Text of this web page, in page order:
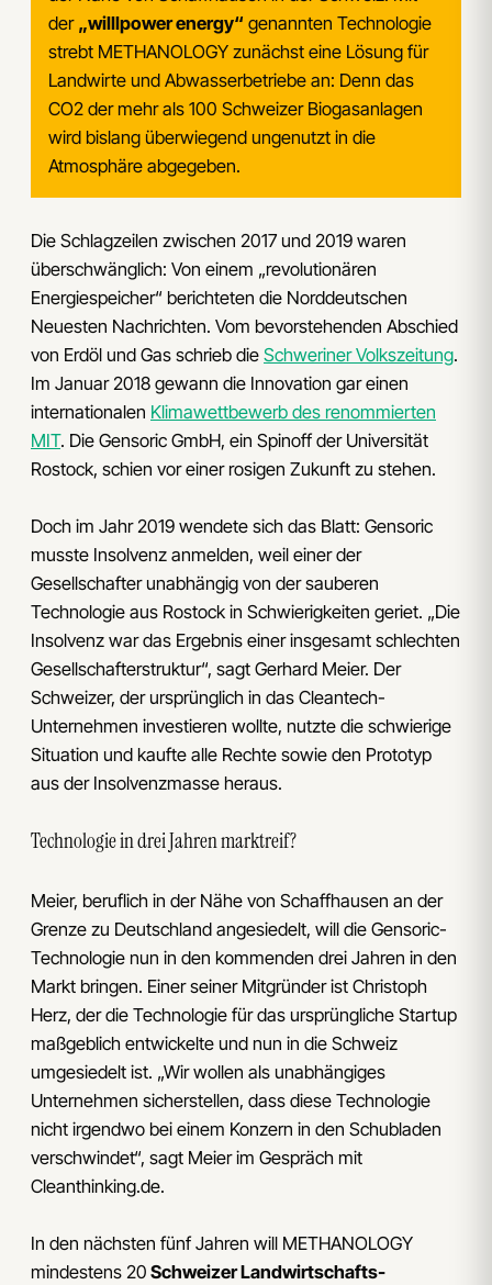
der „willlpower energy“ genannten Technologie
strebt METHANOLOGY zunächst eine Lösung für
Landwirte und Abwasserbetriebe an: Denn das
CO2 der mehr als 100 Schweizer Biogasanlagen
wird bislang überwiegend ungenutzt in die
Atmosphäre abgegeben.
Die Schlagzeilen zwischen 2017 und 2019 waren
überschwänglich: Von einem „revolutionären
Energiespeicher“ berichteten die Norddeutschen
Neuesten Nachrichten. Vom bevorstehenden Abschied
von Erdöl und Gas schrieb die Schweriner Volkszeitung.
Im Januar 2018 gewann die Innovation gar einen
internationalen Klimawettbewerb des renommierten
MIT. Die Gensoric GmbH, ein Spinoff der Universität
Rostock, schien vor einer rosigen Zukunft zu stehen.
Doch im Jahr 2019 wendete sich das Blatt: Gensoric
musste Insolvenz anmelden, weil einer der
Gesellschafter unabhängig von der sauberen
Technologie aus Rostock in Schwierigkeiten geriet. „Die
Insolvenz war das Ergebnis einer insgesamt schlechten
Gesellschafterstruktur“, sagt Gerhard Meier. Der
Schweizer, der ursprünglich in das Cleantech-
Unternehmen investieren wollte, nutzte die schwierige
Situation und kaufte alle Rechte sowie den Prototyp
aus der Insolvenzmasse heraus.
Technologie in drei Jahren marktreif?
Meier, beruflich in der Nähe von Schaffhausen an der
Grenze zu Deutschland angesiedelt, will die Gensoric-
Technologie nun in den kommenden drei Jahren in den
Markt bringen. Einer seiner Mitgründer ist Christoph
Herz, der die Technologie für das ursprüngliche Startup
maßgeblich entwickelte und nun in die Schweiz
umgesiedelt ist. „Wir wollen als unabhängiges
Unternehmen sicherstellen, dass diese Technologie
nicht irgendwo bei einem Konzern in den Schubladen
verschwindet“, sagt Meier im Gespräch mit
Cleanthinking.de.
In den nächsten fünf Jahren will METHANOLOGY
mindestens 20 Schweizer Landwirtschafts-